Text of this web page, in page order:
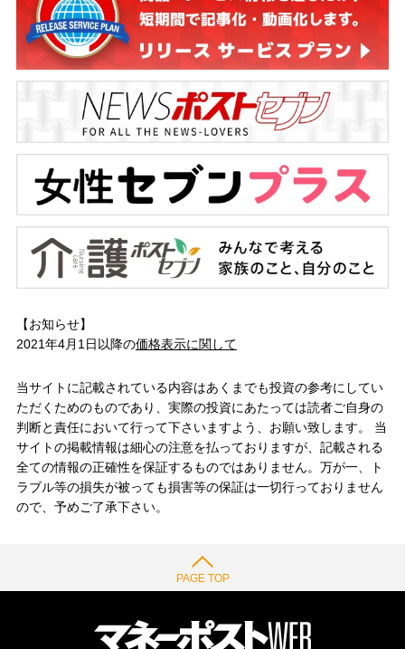
【お知らせ】
2021年4月1日以降の価格表示に関して
当サイトに記載されている内容はあくまでも投資の参考にしてい
ただくためのものであり、実際の投資にあたっては読者ご自身の
判断と責任において行って下さいますよう、お願い致します。 当
サイトの掲載情報は細心の注意を払っておりますが、記載される
全ての情報の正確性を保証するものではありません。万が一、ト
ラブル等の損失が被っても損害等の保証は一切行っておりません
ので、予めご了承下さい。
PAGE TOP